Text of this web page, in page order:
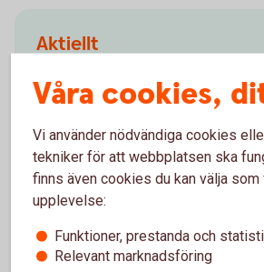
Aktiellt
Dagliga bolagsanalyser,
aktierekommendationer,
Aktiellt(swedbank-aktiellt.se)
Våra cookies,
Vi använder nödvändiga cookies
tekniker för att webbplatsen ska
finns även cookies du kan välja
upplevelse:
Funktioner, prestanda och
Relevant marknadsföring